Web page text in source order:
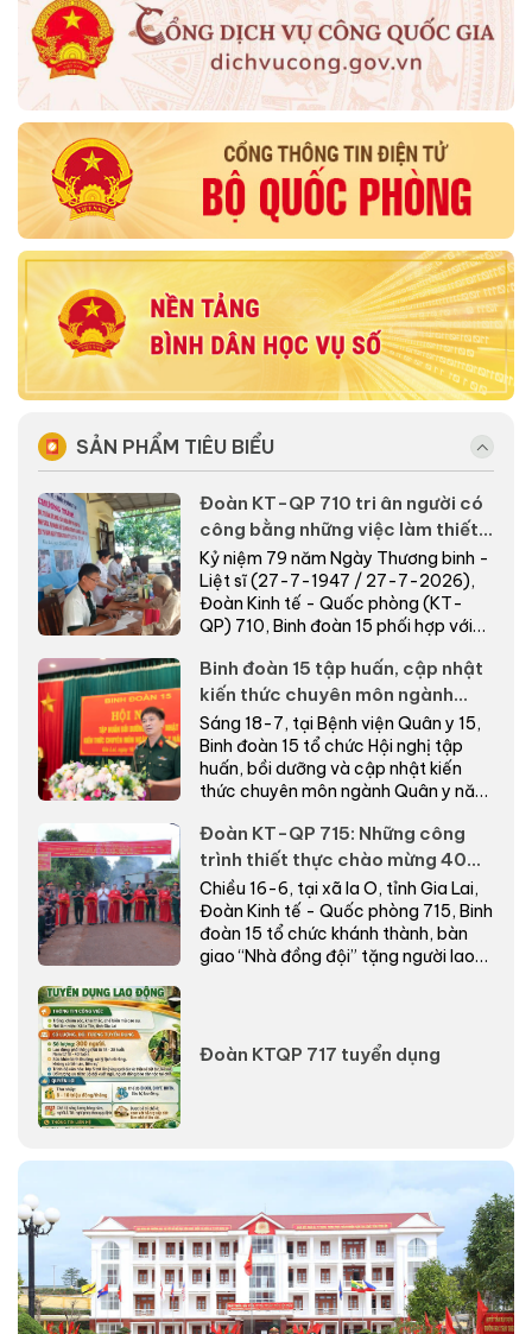
SẢN PHẨM TIÊU BIỂU
Đoàn KT-QP 710 tri ân người có
công bằng những việc làm thiết
thực nơi biên giới
Kỷ niệm 79 năm Ngày Thương binh -
Liệt sĩ (27-7-1947 / 27-7-2026),
Đoàn Kinh tế - Quốc phòng (KT-
QP) 710, Binh đoàn 15 phối hợp với
Binh đoàn 15 tập huấn, cập nhật
kiến thức chuyên môn ngành
Quân y năm 2026
Sáng 18-7, tại Bệnh viện Quân y 15,
Binh đoàn 15 tổ chức Hội nghị tập
huấn, bồi dưỡng và cập nhật kiến
thức chuyên môn ngành Quân y năm
Đoàn KT-QP 715: Những công
trình thiết thực chào mừng 40
năm Ngày truyền thống
Chiều 16-6, tại xã Ia O, tỉnh Gia Lai,
Đoàn Kinh tế - Quốc phòng 715, Binh
đoàn 15 tổ chức khánh thành, bàn
giao “Nhà đồng đội” tặng người lao
Đoàn KTQP 717 tuyển dụng